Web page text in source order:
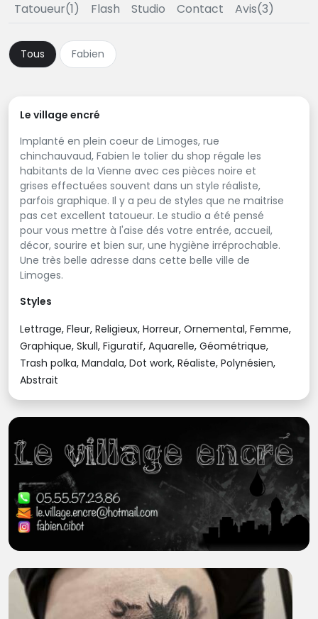
Tatoueur(1) Flash Studio Contact Avis(3)
Tous Fabien
Le village encré
Implanté en plein coeur de Limoges, rue
chinchauvaud, Fabien le tolier du shop régale les
habitants de la Vienne avec ces pièces noire et
grises effectuées souvent dans un style réaliste,
parfois graphique. Il y a peu de styles que ne maitrise
pas cet excellent tatoueur. Le studio a été pensé
pour vous mettre à l'aise dés votre entrée, accueil,
décor, sourire et bien sur, une hygiène irréprochable.
Une très belle adresse dans cette belle ville de
Limoges.
Styles
Lettrage, Fleur, Religieux, Horreur, Ornemental, Femme,
Graphique, Skull, Figuratif, Aquarelle, Géométrique,
Trash polka, Mandala, Dot work, Réaliste, Polynésien,
Abstrait